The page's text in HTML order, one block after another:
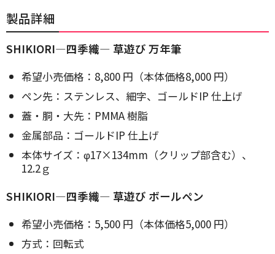
製品詳細
SHIKIORI―四季織― 草遊び 万年筆
希望小売価格：8,800 円（本体価格8,000 円）
ペン先：ステンレス、細字、ゴールドIP 仕上げ
蓋・胴・大先：PMMA 樹脂
金属部品：ゴールドIP 仕上げ
本体サイズ：φ17×134mm（クリップ部含む）、
12.2ｇ
SHIKIORI―四季織― 草遊び ボールペン
希望小売価格：5,500 円（本体価格5,000 円）
方式：回転式